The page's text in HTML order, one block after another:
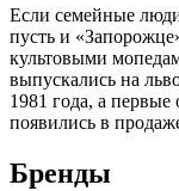
Если семейные
пусть и
культовыми
выпускались на
1981 года, а
появились в
Бренды